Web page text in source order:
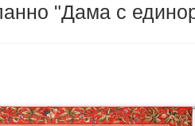
"Дама с